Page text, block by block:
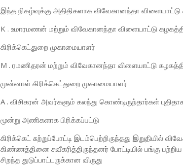
இந்த நிகழ்வுக்கு அதிதிகளாக விவேகானந்தா
K . உமாரமணன் மற்றும் விவேகானந்தா விளையாட்டு
கிரிக்கெட்துறை முகாமையாளர்
M . ரமணிதரன் மற்றும் விவேகானந்தா விளையாட்டு
முன்னாள் கிரிக்கெட்துறை முகாமையாளர்
A . விசிகரன் அவர்களும் கலந்து கொண்டிருந்தார்கள்
மூன்று அணிகளாக பிரிக்கப்பட்டு
கிரிக்கெட் சுற்றுப்போட்டி இடம்பெற்றிருந்தது இறுதியில்
கிண்ணத்தினை சுவீகரித்திருந்தனர் போட்டியில் பங்கு
சிறந்த துடுப்பாட்டருக்கான விருது